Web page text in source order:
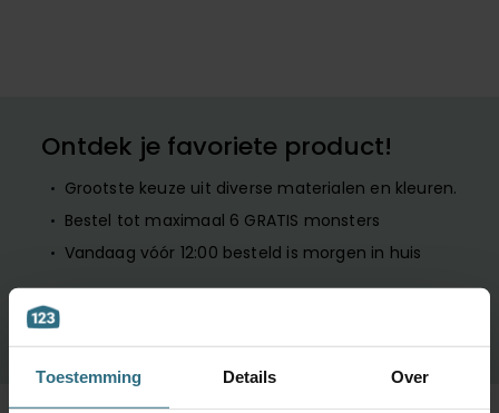
Toestemming Details Over
Ontdek je favoriete product!
Grootste keuze uit diverse materialen en kleuren.
Bestel tot maximaal 6 GRATIS monsters
Vandaag vóór 12:00 besteld is morgen in huis